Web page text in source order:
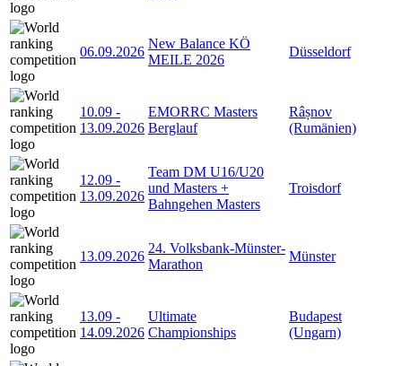
06.09.2026
New Balance KÖ
MEILE 2026
Düsseldorf
10.09 -
13.09.2026
EMORRC Masters
Berglauf
Râșnov
(Rumänien)
12.09 -
13.09.2026
Team DM U16/U20
und Masters +
Bahngehen Masters
Troisdorf
13.09.2026
24. Volksbank-Münster-
Marathon
Münster
13.09 -
14.09.2026
Ultimate
Championships
Budapest
(Ungarn)